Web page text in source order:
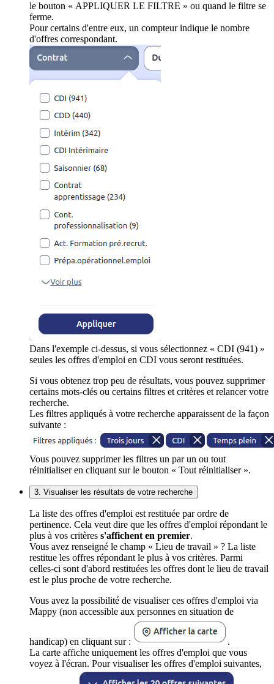
le bouton « APPLIQUER LE FILTRE » ou quand le filtre se
ferme.
Pour certains d'entre eux, un compteur indique le nombre
d'offres correspondant.
Dans l'exemple ci-dessus, si vous sélectionnez « CDI (941) »
seules les offres d'emploi en CDI vous seront restituées.
Si vous obtenez trop peu de résultats, vous pouvez supprimer
certains mots-clés ou certains filtres et critères et relancer votre
recherche.
Les filtres appliqués à votre recherche apparaissent de la façon
suivante :
Vous pouvez supprimer les filtres un par un ou tout
réinitialiser en cliquant sur le bouton « Tout réinitialiser ».
3. Visualiser les résultats de votre recherche
La liste des offres d'emploi est restituée par ordre de
pertinence. Cela veut dire que les offres d'emploi répondant le
plus à vos critères s'affichent en premier.
Vous avez renseigné le champ « Lieu de travail » ? La liste
restitue les offres répondant le plus à vos critères. Parmi
celles-ci sont d'abord restituées les offres dont le lieu de travail
est le plus proche de votre recherche.
Vous avez la possibilité de visualiser ces offres d'emploi via
Mappy (non accessible aux personnes en situation de
handicap) en cliquant sur :
.
La carte affiche uniquement les offres d'emploi que vous
voyez à l'écran. Pour visualiser les offres d'emploi suivantes,